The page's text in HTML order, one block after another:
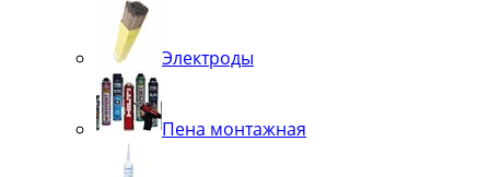
Электроды
Пена монтажная